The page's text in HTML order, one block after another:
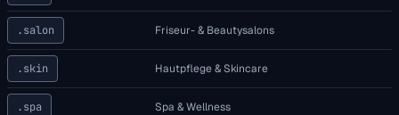
.salon Friseur- & Beautysalons
.skin Hautpflege & Skincare
.spa Spa & Wellness